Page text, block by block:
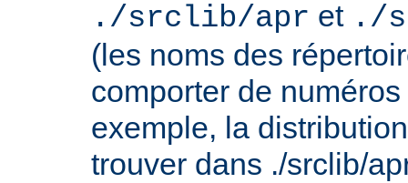
./srclib/apr et ./
(les noms des
comporter de
exemple, la
trouver dans ./srclib/